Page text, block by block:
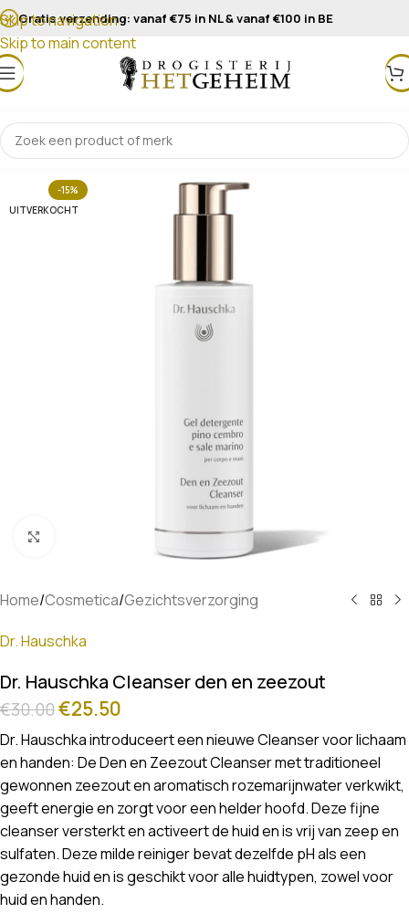
Skip to navigation
Skip to main content
Gratis verzending: vanaf €75 in NL & vanaf €100 in BE
-15%
UITVERKOCHT
Klik om te vergroten
Home/Cosmetica/Gezichtsverzorging
Dr. Hauschka
Dr. Hauschka Cleanser den en zeezout
€30.00€25.50
Dr. Hauschka introduceert een nieuwe Cleanser voor lichaam
en handen: De Den en Zeezout Cleanser met traditioneel
gewonnen zeezout en aromatisch rozemarijnwater verkwikt,
geeft energie en zorgt voor een helder hoofd. Deze fijne
cleanser versterkt en activeert de huid en is vrij van zeep en
sulfaten. Deze milde reiniger bevat dezelfde pH als een
gezonde huid en is geschikt voor alle huidtypen, zowel voor
huid en handen.